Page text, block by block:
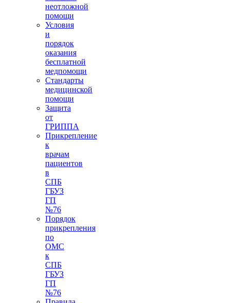
неотложной
помощи
Условия
и
порядок
оказания
бесплатной
медпомощи
Стандарты
медицинской
помощи
Защита
от
ГРИППА
Прикрепление
к
врачам
пациентов
в
СПБ
ГБУЗ
ГП
№76
Порядок
прикрепления
по
ОМС
к
СПБ
ГБУЗ
ГП
№76